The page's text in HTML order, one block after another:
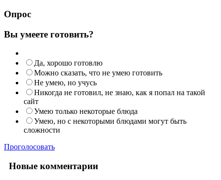
Опрос
Вы умеете готовить?
Да, хорошо готовлю
Можно сказать, что не умею готовить
Не умею, но учусь
Никогда не готовил, не знаю, как я попал на такой
сайт
Умею только некоторые блюда
Умею, но с некоторыми блюдами могут быть
сложности
Проголосовать
Новые комментарии